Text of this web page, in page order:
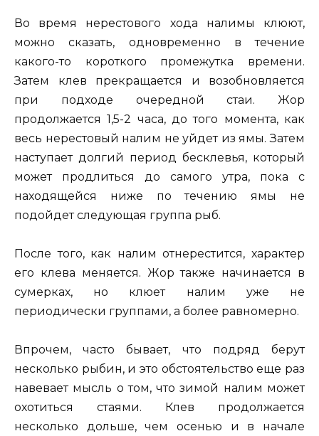
Во время нерестового хода налимы клюют,
можно сказать, одновременно в течение
какого-то короткого промежутка времени.
Затем клев прекращается и возобновляется
при подходе очередной стаи. Жор
продолжается 1,5-2 часа, до того момента, как
весь нерестовый налим не уйдет из ямы. Затем
наступает долгий период бесклевья, который
может продлиться до самого утра, пока с
находящейся ниже по течению ямы не
подойдет следующая группа рыб.
После того, как налим отнерестится, характер
его клева меняется. Жор также начинается в
сумерках, но клюет налим уже не
периодически группами, а более равномерно.
Впрочем, часто бывает, что подряд берут
несколько рыбин, и это обстоятельство еще раз
навевает мысль о том, что зимой налим может
охотиться стаями. Клев продолжается
несколько дольше, чем осенью и в начале